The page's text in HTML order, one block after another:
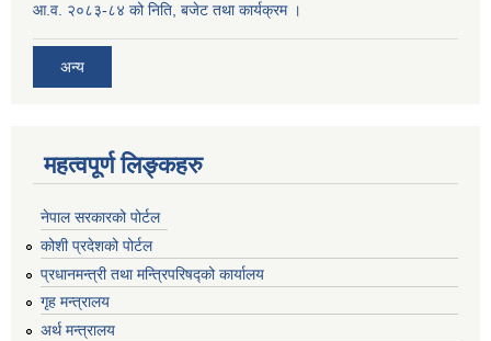
आ.व. २०८३-८४ को निति, बजेट तथा कार्यक्रम ।
अन्य
महत्वपूर्ण लिङ्कहरु
नेपाल सरकारको पोर्टल
कोशी प्रदेशको पोर्टल
प्रधानमन्‍त्री तथा मन्‍त्रिपरिषद्को कार्यालय
गृह मन्‍त्रालय
अर्थ मन्त्रालय